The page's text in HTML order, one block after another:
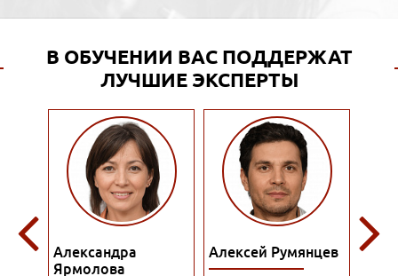
В ОБУЧЕНИИ ВАС ПОДДЕРЖАТ
ЛУЧШИЕ ЭКСПЕРТЫ
Алексей Румянцев Алина Куприянова